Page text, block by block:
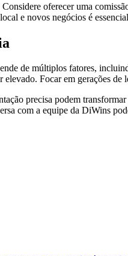
oferecer uma
e novos negócios é
de múltiplos fatores,
Focar em gerações
precisa podem
com a equipe da DiWins